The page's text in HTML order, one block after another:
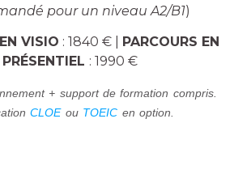
pour un niveau A2/B1)
VISIO : 1840 € |
PARCOURS EN
PRÉSENTIEL : 1990 €
+ support de formation compris.
CLOEou TOEIC en option.